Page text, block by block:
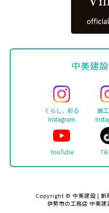
中美建
くらし、彩る
Instagram
施
YouTube
Copyright © 中美建設 | 新
伊勢市の工務店 中美建